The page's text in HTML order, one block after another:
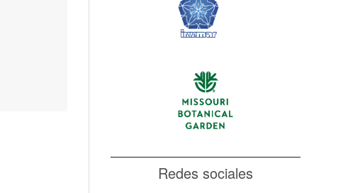
Redes sociales